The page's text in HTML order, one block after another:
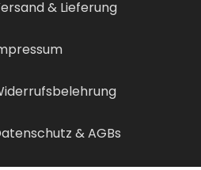
& Lieferung
& AGBs